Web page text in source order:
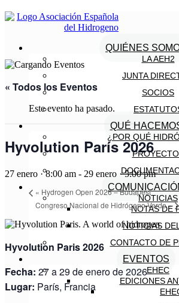
QUIÉNES
LA AEH2
JUNTA
SOCIOS
QUÉ
¿POR QUÉ
NOTICIAS
NOTAS DE
NOTICIAS
CONTACTO DE
EVENTOS
EHEC
EDICIONES
« Todos los Eventos
Este evento ha pasado.
Hyvolution París 2026
27 enero · 8:00 am - 29 enero · 5:00 pm
« Hydrogen Open 2026 – Budapest
Congreso Nacional de Hidrógeno Verde»
Hyvolution Paris 2026
Fecha: 27 a 29 de enero de 2026
Lugar: París, Francia